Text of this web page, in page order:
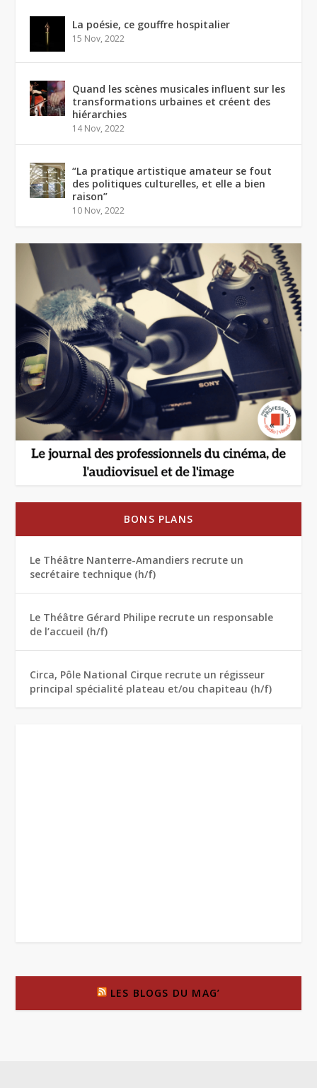
La poésie, ce gouffre hospitalier
15 Nov, 2022
Quand les scènes musicales influent sur les
transformations urbaines et créent des
hiérarchies
14 Nov, 2022
“La pratique artistique amateur se fout
des politiques culturelles, et elle a bien
raison”
10 Nov, 2022
BONS PLANS
Le Théâtre Nanterre-Amandiers recrute un
secrétaire technique (h/f)
Le Théâtre Gérard Philipe recrute un responsable
de l’accueil (h/f)
Circa, Pôle National Cirque recrute un régisseur
principal spécialité plateau et/ou chapiteau (h/f)
LES BLOGS DU MAG’